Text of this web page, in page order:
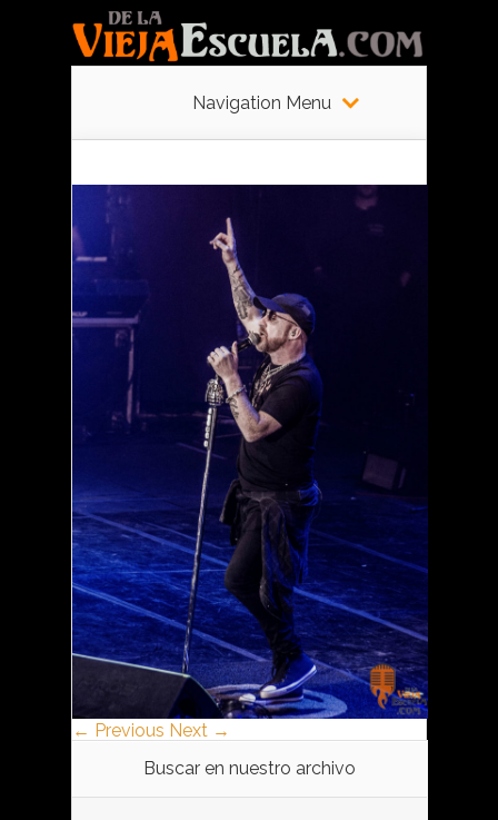
Navigation Menu
← Previous Next →
Buscar en nuestro archivo